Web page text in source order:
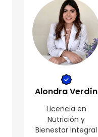
Alondra Verdín
Licencia en
Nutrición y
Bienestar Integral